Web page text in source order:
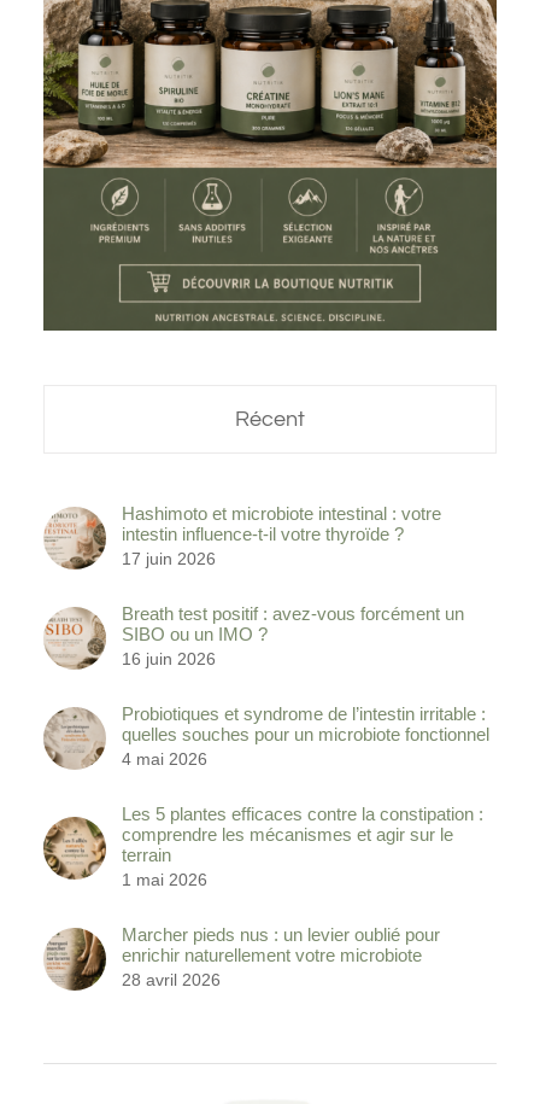
Récent
Hashimoto et microbiote intestinal : votre
intestin influence-t-il votre thyroïde ?
17 juin 2026
Breath test positif : avez-vous forcément un
SIBO ou un IMO ?
16 juin 2026
Probiotiques et syndrome de l’intestin irritable :
quelles souches pour un microbiote fonctionnel
4 mai 2026
Les 5 plantes efficaces contre la constipation :
comprendre les mécanismes et agir sur le
terrain
1 mai 2026
Marcher pieds nus : un levier oublié pour
enrichir naturellement votre microbiote
28 avril 2026